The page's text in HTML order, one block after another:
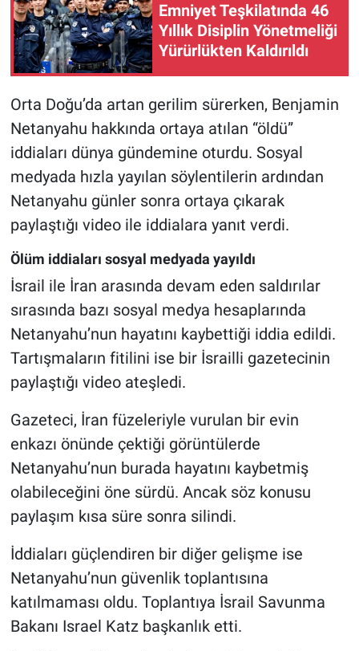
Emniyet Teşkilatında 46
Yıllık Disiplin Yönetmeliği
Yürürlükten Kaldırıldı
Orta Doğu’da artan gerilim sürerken, Benjamin
Netanyahu hakkında ortaya atılan “öldü”
iddiaları dünya gündemine oturdu. Sosyal
medyada hızla yayılan söylentilerin ardından
Netanyahu günler sonra ortaya çıkarak
paylaştığı video ile iddialara yanıt verdi.
Ölüm iddiaları sosyal medyada yayıldı
İsrail ile İran arasında devam eden saldırılar
sırasında bazı sosyal medya hesaplarında
Netanyahu’nun hayatını kaybettiği iddia edildi.
Tartışmaların fitilini ise bir İsrailli gazetecinin
paylaştığı video ateşledi.
Gazeteci, İran füzeleriyle vurulan bir evin
enkazı önünde çektiği görüntülerde
Netanyahu’nun burada hayatını kaybetmiş
olabileceğini öne sürdü. Ancak söz konusu
paylaşım kısa süre sonra silindi.
İddiaları güçlendiren bir diğer gelişme ise
Netanyahu’nun güvenlik toplantısına
katılmaması oldu. Toplantıya İsrail Savunma
Bakanı Israel Katz başkanlık etti.